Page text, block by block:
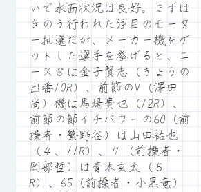
いで水面状況は良好。まずは
きのう行われた注目のモータ
ー抽選だが、メーカー機をゲ
ットした選手を挙げると、エ
ース８は金子賢志（きょうの
出番10R）、前節のV（澤田
尚）機は馬場貴也（12R）、
前節の節イチパワーの60（前
操者・繁野谷）は山田祐也
（４、11R）、７（前操者・
岡部哲）は青木玄太（５
R）、65（前操者・小黒竜）